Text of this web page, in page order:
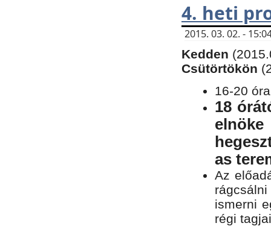
4. heti
2015. 03. 02. -
Kedden
Csütörtökön
16-20
18
as
Az
ismerni
régi